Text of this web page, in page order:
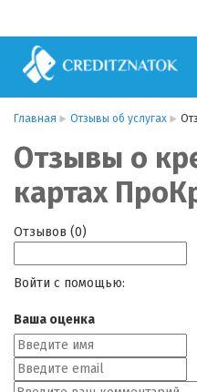
Главная Отзывы об услугах
Отзывы о
картах
Отзывов (0)
Войти с помощью:
Ваша оценка